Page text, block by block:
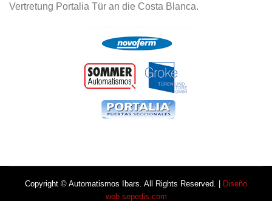
Vertretung Portalia Tür an die Costa Blanca.
Copyright © Automatismos Ibars. All Rights Reserved. | Diseño
web sepedis.com